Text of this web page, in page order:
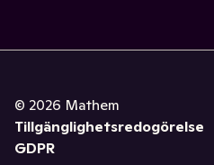
© 2026 Mathem
Tillgänglighetsredogörelse
GDPR